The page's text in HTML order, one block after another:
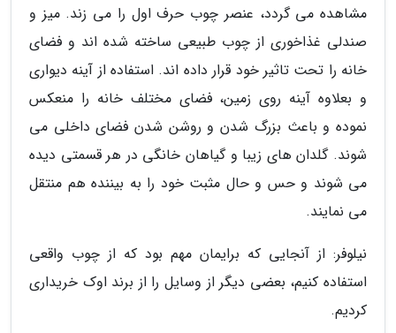
مشاهده می گردد، عنصر چوب حرف اول را می زند. میز و
صندلی غذاخوری از چوب طبیعی ساخته شده اند و فضای
خانه را تحت تاثیر خود قرار داده اند. استفاده از آینه دیواری
و بعلاوه آینه روی زمین، فضای مختلف خانه را منعکس
نموده و باعث بزرگ شدن و روشن شدن فضای داخلی می
شوند. گلدان های زیبا و گیاهان خانگی در هر قسمتی دیده
می شوند و حس و حال مثبت خود را به بیننده هم منتقل
می نمایند.
نیلوفر: از آنجایی که برایمان مهم بود که از چوب واقعی
استفاده کنیم، بعضی دیگر از وسایل را از برند اوک خریداری
کردیم.